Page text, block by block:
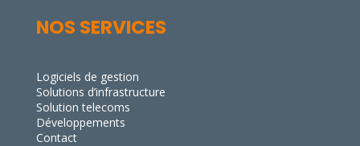
NOS SERVICES
Logiciels de gestion
Solutions d’infrastructure
Solution telecoms
Développements
Contact